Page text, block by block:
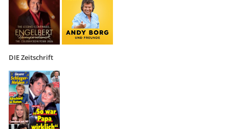
DIE Zeitschrift